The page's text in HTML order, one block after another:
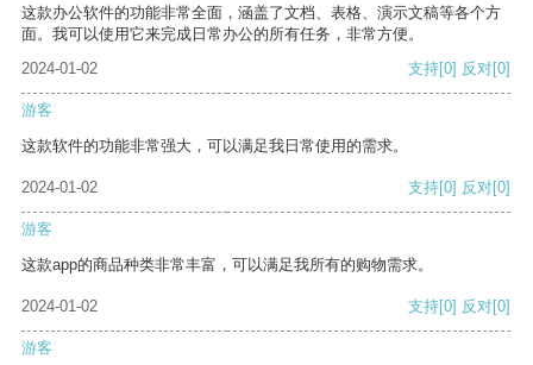
这款办公软件的功能非常全面，涵盖了文档、表格、演示文稿等各个方
面。我可以使用它来完成日常办公的所有任务，非常方便。
2024-01-02
支持[0] 反对[0]
游客
这款软件的功能非常强大，可以满足我日常使用的需求。
2024-01-02 支持[0] 反对[0]
游客
这款app的商品种类非常丰富，可以满足我所有的购物需求。
2024-01-02 支持[0] 反对[0]
游客